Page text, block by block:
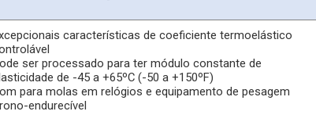
características de coeficiente termoelástico
ser processado para ter módulo constante de
de -45 a +65ºC (-50 a +150ºF)
para molas em relógios e equipamento de pesagem
endurecível